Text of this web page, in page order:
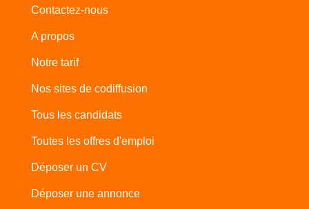
Contactez-nous
A propos
Notre tarif
Nos sites de codiffusion
Tous les candidats
Toutes les offres d'emploi
Déposer un CV
Déposer une annonce